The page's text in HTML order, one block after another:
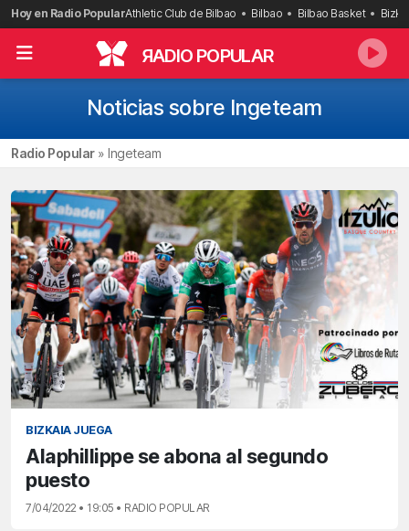
Saltar
al
contenido
Hoy en Radio PopularAthletic Club de Bilbao Bilbao Bilbao Basket
RADIO POPULAR
Noticias sobre Ingeteam
Radio Popular» Ingeteam
BIZKAIA JUEGA
Alaphillippe se abona al segundo
puesto
7/04/2022 • 19:05 • RADIO POPULAR